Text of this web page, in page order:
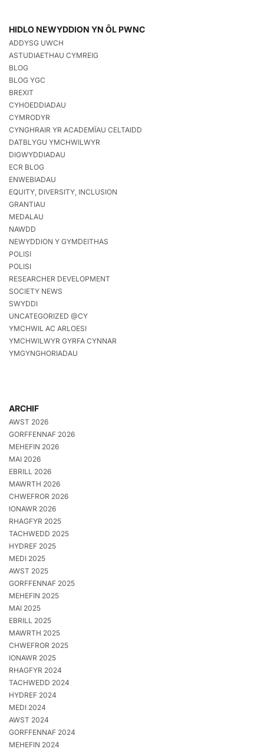
HIDLO NEWYDDION YN ÔL PWNC
ADDYSG UWCH
ASTUDIAETHAU CYMREIG
BLOG
BLOG YGC
BREXIT
CYHOEDDIADAU
CYMRODYR
CYNGHRAIR YR ACADEMÏAU CELTAIDD
DATBLYGU YMCHWILWYR
DIGWYDDIADAU
ECR BLOG
ENWEBIADAU
EQUITY, DIVERSITY, INCLUSION
GRANTIAU
MEDALAU
NAWDD
NEWYDDION Y GYMDEITHAS
POLISI
POLISI
RESEARCHER DEVELOPMENT
SOCIETY NEWS
SWYDDI
UNCATEGORIZED @CY
YMCHWIL AC ARLOESI
YMCHWILWYR GYRFA CYNNAR
YMGYNGHORIADAU
ARCHIF
AWST 2026
GORFFENNAF 2026
MEHEFIN 2026
MAI 2026
EBRILL 2026
MAWRTH 2026
CHWEFROR 2026
IONAWR 2026
RHAGFYR 2025
TACHWEDD 2025
HYDREF 2025
MEDI 2025
AWST 2025
GORFFENNAF 2025
MEHEFIN 2025
MAI 2025
EBRILL 2025
MAWRTH 2025
CHWEFROR 2025
IONAWR 2025
RHAGFYR 2024
TACHWEDD 2024
HYDREF 2024
MEDI 2024
AWST 2024
GORFFENNAF 2024
MEHEFIN 2024